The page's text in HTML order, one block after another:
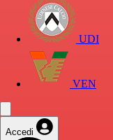
UDI
VEN
Accedi